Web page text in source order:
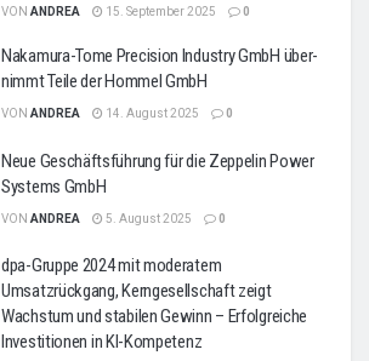
VON ANDREA 15. September 2025 0
Nakamura-Tome Precision Industry GmbH über-
nimmt Teile der Hommel GmbH
VON ANDREA 14. August 2025 0
Neue Geschäftsführung für die Zeppelin Power
Systems GmbH
VON ANDREA 5. August 2025 0
dpa-Gruppe 2024 mit moderatem
Umsatzrückgang, Kerngesellschaft zeigt
Wachstum und stabilen Gewinn – Erfolgreiche
Investitionen in KI-Kompetenz